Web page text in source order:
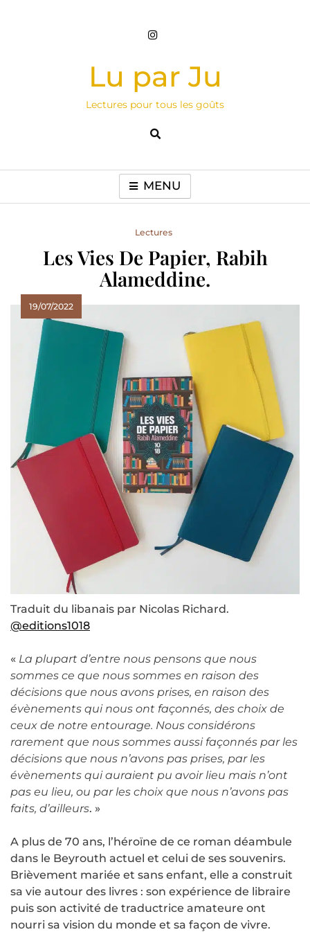
Lu par Ju
Lectures pour tous les goûts
MENU
Lectures
Les Vies De Papier, Rabih
Alameddine.
19/07/2022
Traduit du libanais par Nicolas Richard.
@editions1018
« La plupart d’entre nous pensons que nous
sommes ce que nous sommes en raison des
décisions que nous avons prises, en raison des
évènements qui nous ont façonnés, des choix de
ceux de notre entourage. Nous considérons
rarement que nous sommes aussi façonnés par les
décisions que nous n’avons pas prises, par les
évènements qui auraient pu avoir lieu mais n’ont
pas eu lieu, ou par les choix que nous n’avons pas
faits, d’ailleurs. »
A plus de 70 ans, l’héroïne de ce roman déambule
dans le Beyrouth actuel et celui de ses souvenirs.
Brièvement mariée et sans enfant, elle a construit
sa vie autour des livres : son expérience de libraire
puis son activité de traductrice amateure ont
nourri sa vision du monde et sa façon de vivre.